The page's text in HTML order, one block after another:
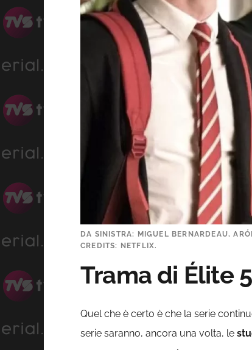
DA SINISTRA: MIGUEL BERNARDEAU,
CREDITS: NETFLIX.
Trama di Élite
Quel che è certo è che la serie
serie saranno, ancora una volta, le